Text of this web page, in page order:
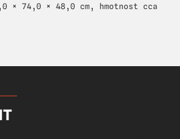
× 74,0 × 48,0 cm, hmotnost cca